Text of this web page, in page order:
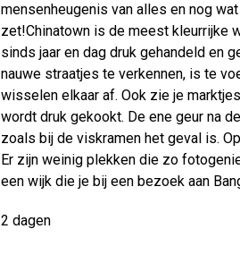
mensenheugenis van alles en nog
zet!Chinatown is de meest kleurrijke
sinds jaar en dag druk gehandeld en
nauwe straatjes te verkennen, is te
wisselen elkaar af. Ook zie je
wordt druk gekookt. De ene geur na
zoals bij de viskramen het geval is.
Er zijn weinig plekken die zo
een wijk die je bij een bezoek aan
2 dagen